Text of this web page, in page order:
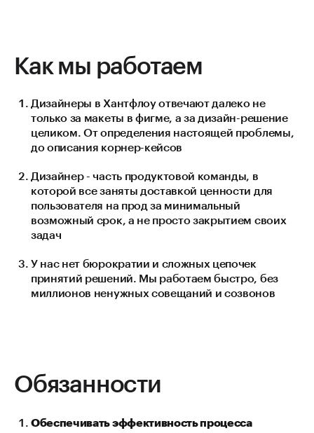
Как мы работаем
Дизайнеры в Хантфлоу отвечают далеко не
только за макеты в фигме, а за дизайн-решение
целиком. От определения настоящей проблемы,
до описания корнер-кейсов
Дизайнер - часть продуктовой команды, в
которой все заняты доставкой ценности для
пользователя на прод за минимальный
возможный срок, а не просто закрытием своих
задач
У нас нет бюрократии и сложных цепочек
принятий решений. Мы работаем быстро, без
миллионов ненужных совещаний и созвонов
Обязанности
Обеспечивать эффективность процесса